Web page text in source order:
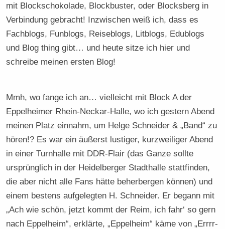
mit Blockschokolade, Blockbuster, oder Blocksberg in
Verbindung gebracht! Inzwischen weiß ich, dass es
Fachblogs, Funblogs, Reiseblogs, Litblogs, Edublogs
und Blog thing gibt… und heute sitze ich hier und
schreibe meinen ersten Blog!
Mmh, wo fange ich an… vielleicht mit Block A der
Eppelheimer Rhein-Neckar-Halle, wo ich gestern Abend
meinen Platz einnahm, um Helge Schneider & „Band“ zu
hören!? Es war ein äußerst lustiger, kurzweiliger Abend
in einer Turnhalle mit DDR-Flair (das Ganze sollte
ursprünglich in der Heidelberger Stadthalle stattfinden,
die aber nicht alle Fans hätte beherbergen können) und
einem bestens aufgelegten H. Schneider. Er begann mit
„Ach wie schön, jetzt kommt der Reim, ich fahr‘ so gern
nach Eppelheim“, erklärte, „Eppelheim“ käme von „Errrr-